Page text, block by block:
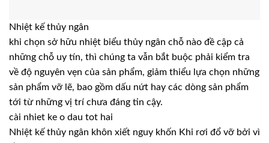
Nhiệt kế thủy ngân
khi chọn sở hữu nhiệt biểu thủy ngân chỗ nào đề cập cả
những chỗ uy tín, thì chúng ta vẫn bắt buộc phải kiểm tra
về độ nguyên vẹn của sản phẩm, giảm thiểu lựa chọn những
sản phẩm vỡ lẽ, bao gồm dấu nứt hay các dòng sản phẩm
tới từ những vị trí chưa đáng tin cậy.
cài nhiet ke o dau tot hai
Nhiệt kế thủy ngân khôn xiết nguy khốn Khi rơi đổ vỡ bởi vì